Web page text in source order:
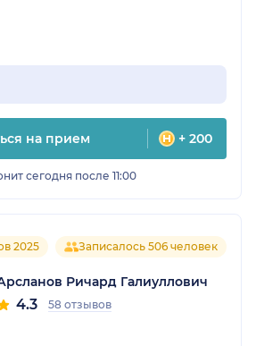
на прием + 200
сегодня после 11:00
2025 Записалось 506 человек
Ричард Галиуллович
4.3 58 отзывов